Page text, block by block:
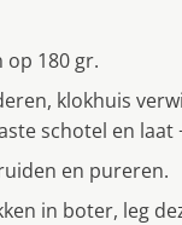
op 180 gr.
klokhuis
schotel en laat
en pureren.
in boter, leg